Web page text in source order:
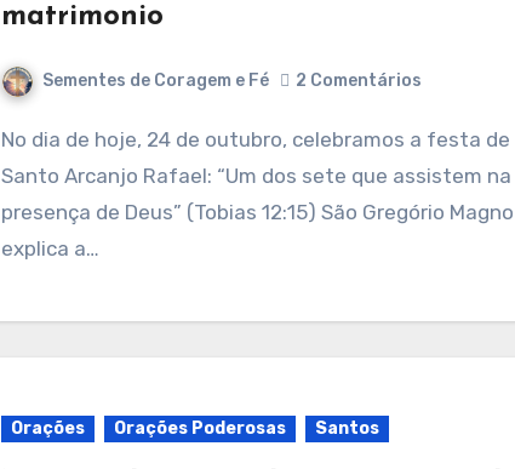
matrimonio
Sementes de Coragem e Fé 2 Comentários
No dia de hoje, 24 de outubro, celebramos a festa de
Santo Arcanjo Rafael: “Um dos sete que assistem na
presença de Deus” (Tobias 12:15) São Gregório Magno
explica a…
Orações Orações Poderosas Santos